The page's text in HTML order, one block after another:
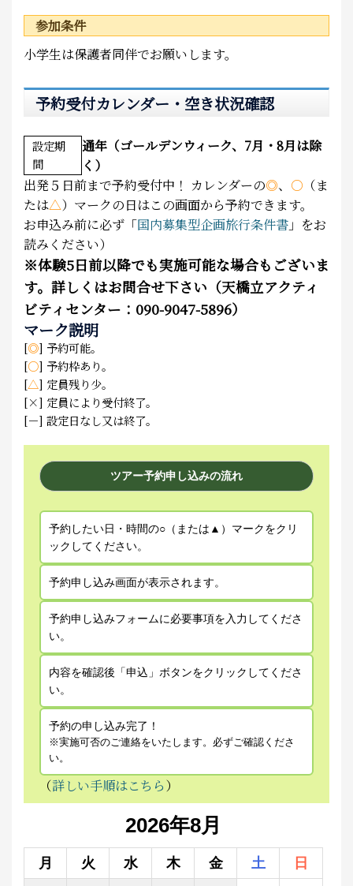
参加条件
小学生は保護者同伴でお願いします。
予約受付カレンダー・空き状況確認
設定期
間
通年（ゴールデンウィーク、7月・8月は除
く）
出発５日前まで予約受付中！ カレンダーの◎、 ○ （ま
たは△）マークの日はこの画面から予約できます。
お申込み前に必ず「国内募集型企画旅行条件書 」をお
読みください）
※体験5日前以降でも実施可能な場合もございま
す。詳しくはお問合せ下さい（天橋立アクティ
ビティセンター：090-9047-5896）
マーク説明
[◎] 予約可能。
[○] 予約枠あり。
[△] 定員残り少。
[×] 定員により受付終了。
[－] 設定日なし又は終了。
ツアー予約申し込みの流れ
予約したい日・時間の○（または▲）マークをクリ
ックしてください。
予約申し込み画面が表示されます。
予約申し込みフォームに必要事項を入力してくださ
い。
内容を確認後「申込」ボタンをクリックしてくださ
い。
予約の申し込み完了！
※実施可否のご連絡をいたします。必ずご確認くださ
い。
（詳しい手順はこちら）
2026年8月
月 火 水 木 金 土 日